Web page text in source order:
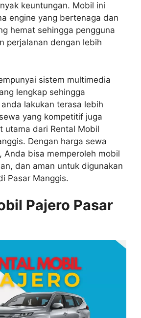
keuntungan. Mobil ini
engine yang bertenaga dan
hemat sehingga pengguna
perjalanan dengan lebih
sistem multimedia
lengkap sehingga
lakukan terasa lebih
yang kompetitif juga
utama dari Rental Mobil
Dengan harga sewa
Anda bisa memperoleh mobil
dan aman untuk digunakan
Pasar Manggis.
Pajero Pasar